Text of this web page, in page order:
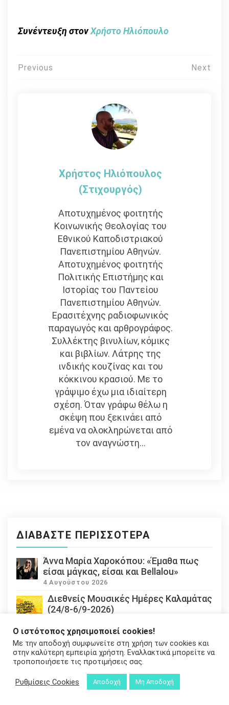
Συνέντευξη στονΧρήστο Ηλιόπουλο
Πλοήγηση
Previous Next
Χρήστος Ηλιόπουλος
(στιχουργός)
Αποτυχημένος φοιτητής
Κοινωνικής Θεολογίας του
Εθνικού Καποδιστριακού
Πανεπιστημίου Αθηνών.
Αποτυχημένος φοιτητής
Πολιτικής Επιστήμης και
Ιστορίας του Παντείου
Πανεπιστημίου Αθηνών.
Ερασιτέχνης ραδιοφωνικός
παραγωγός και αρθρογράφος.
Συλλέκτης βινυλίων, κόμικς
και βιβλίων. Λάτρης της
ινδικής κουζίνας και του
κόκκινου κρασιού. Με το
γράψιμο έχω μια ιδιαίτερη
σχέση. Όταν γράφω θέλω η
σκέψη που ξεκινάει από
εμένα να ολοκληρώνεται από
τον αναγνώστη...
ΔΙΑΒΆΣΤΕ ΠΕΡΙΣΣΌΤΕΡΑ
Άννα Μαρία Χαροκόπου: «Έμαθα πως
είσαι μάγκας, είσαι και Bellalou»
4 Αυγούστου 2026
Διεθνείς Μουσικές Ημέρες Καλαμάτας
(24/8-6/9-2026)
Οχτώ λεπτά φωτός (Εμμανουήλ
Καρόλου Τσίζεκ) – Εκδόσεις Κίχλη
30 Ιουλίου 2026
Εκδόσεις Γράφημα: Νέες Εκδόσεις
24 Ιουλίου 2026
Ο ιστότοπος χρησιμοποιεί cookies!
Με την αποδοχή συμφωνείτε στη χρήση των cookies και
στην καλύτερη εμπειρία χρήστη. Εναλλακτικά μπορείτε να
τροποποιήσετε τις προτιμήσεις σας.
Ρυθμίσεις Cookies Αποδοχή Μη Αποδοχή